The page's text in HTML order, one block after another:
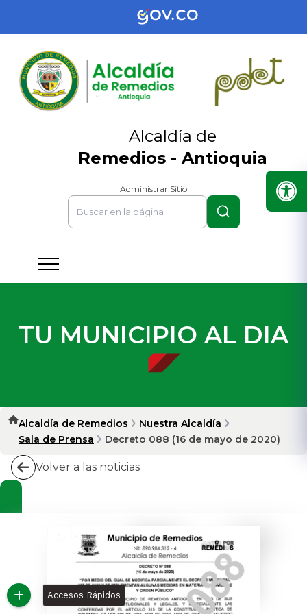
Alcaldía de
Remedios - Antioquia
Administrar Sitio
TU MUNICIPIO AL DIA
Alcaldía de Remedios
Nuestra Alcaldía
Sala de Prensa
Decreto 088 (16 de mayo de 2020)
Volver a las noticias
Accesos Rápidos